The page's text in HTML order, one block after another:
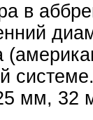
в
мм, 32